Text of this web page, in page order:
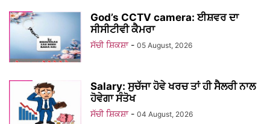
God’s CCTV camera: ਈਸ਼ਵਰ ਦਾ
ਸੀਸੀਟੀਵੀ ਕੈਮਰਾ
ਸੱਚੀ ਸ਼ਿਕਸ਼ਾ - 05 August, 2026
Salary: ਸੁਚੱਜਾ ਹੋਵੇ ਖਰਚ ਤਾਂ ਹੀ ਸੈਲਰੀ ਨਾਲ
ਹੋਵੇਗਾ ਸੰਤੋਖ
ਸੱਚੀ ਸ਼ਿਕਸ਼ਾ - 04 August, 2026